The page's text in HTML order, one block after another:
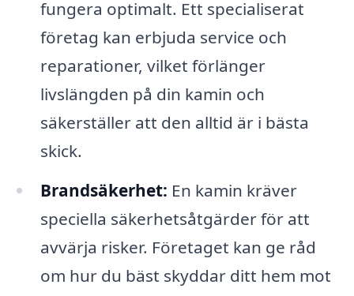
fungera optimalt. Ett specialiserat
företag kan erbjuda service och
reparationer, vilket förlänger
livslängden på din kamin och
säkerställer att den alltid är i bästa
skick.
Brandsäkerhet: En kamin kräver
speciella säkerhetsåtgärder för att
avvärja risker. Företaget kan ge råd
om hur du bäst skyddar ditt hem mot